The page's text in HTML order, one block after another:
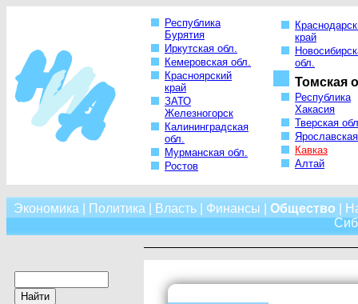
Республика
Бурятия
Иркутская обл.
Кемеровская обл.
Красноярский
край
ЗАТО
Железногорск
Калининградская
обл.
Мурманская обл.
Ростов
край
обл.
Томская
Республика
Хакасия
Тверская
Кавказ
Алтай
Экономика Политика Власть| Финансы Общество